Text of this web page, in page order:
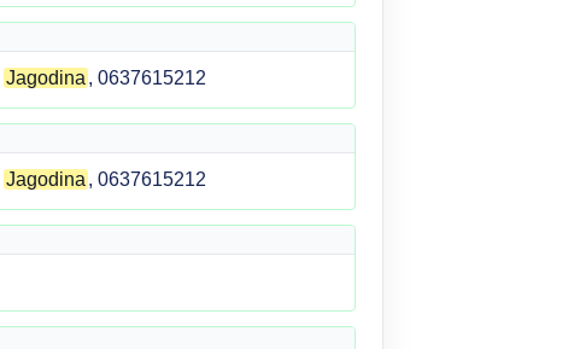
Jagodina , 0637615212
Jagodina , 0637615212